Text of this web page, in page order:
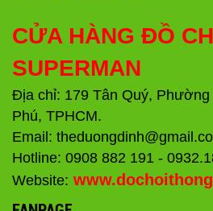
CỬA HÀNG ĐỒ
SUPERMAN
Địa chỉ: 179 Tân Quý, Phường
Phú, TPHCM.
Email:
Hotline: 0908 882 191 -
Website: